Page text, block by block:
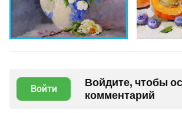
Войти
Войдите, чтобы
комментарий